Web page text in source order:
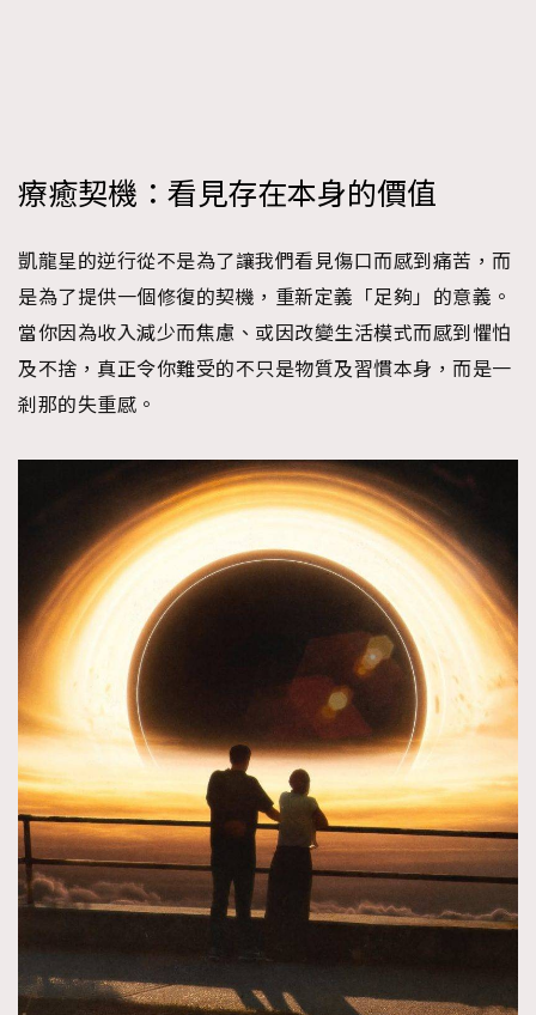
療癒契機：看見存在本身的價值
凱龍星的逆行從不是為了讓我們看見傷口而感到痛苦，而
是為了提供一個修復的契機，重新定義「足夠」的意義。
當你因為收入減少而焦慮、或因改變生活模式而感到懼怕
及不捨，真正令你難受的不只是物質及習慣本身，而是一
剎那的失重感。